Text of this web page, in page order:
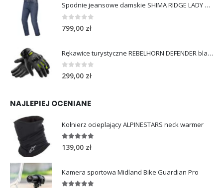
Spodnie jeansowe damskie SHIMA RIDGE LADY blue
0out of 5
799,00 zł
Rękawice turystyczne REBELHORN DEFENDER black yellow fluo
0 out of 5
299,00 zł
NAJLEPIEJ OCENIANE
Kołnierz ocieplający ALPINESTARS neck warmer
5.00out of 5
139,00 zł
Kamera sportowa Midland Bike Guardian Pro